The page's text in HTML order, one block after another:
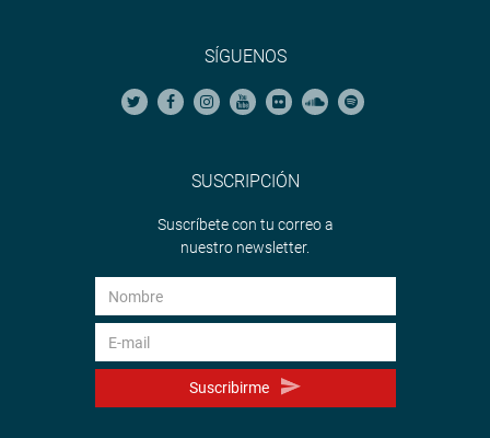
SÍGUENOS
SUSCRIPCIÓN
Suscríbete con tu correo a
nuestro newsletter.
Suscribirme